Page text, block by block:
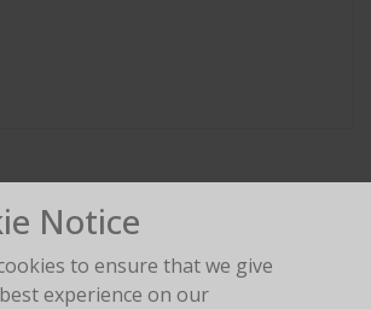
Notice
to ensure that we give
experience on our